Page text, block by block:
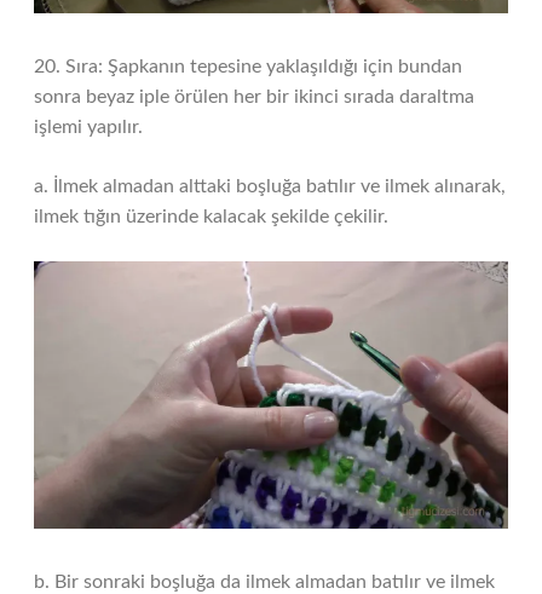
20. Sıra: Şapkanın tepesine yaklaşıldığı için bundan
sonra beyaz iple örülen her bir ikinci sırada daraltma
işlemi yapılır.
a. İlmek almadan alttaki boşluğa batılır ve ilmek alınarak,
ilmek tığın üzerinde kalacak şekilde çekilir.
b. Bir sonraki boşluğa da ilmek almadan batılır ve ilmek